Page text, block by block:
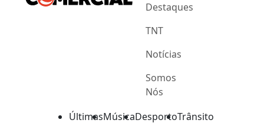
Destaques
TNT
Notícias
Somos
Nós
ÚltimasMúsicaDesportoTrânsito